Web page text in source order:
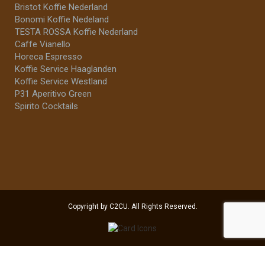
Bristot Koffie Nederland
Bonomi Koffie Nedeland
TESTA ROSSA Koffie Nederland
Caffe Vianello
Horeca Espresso
Koffie Service Haaglanden
Koffie Service Westland
P31 Aperitivo Green
Spirito Cocktails
Copyright by C2CU. All Rights Reserved.